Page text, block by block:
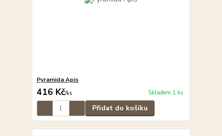
Pyramida Apis
416 Kč/ks Skladem 1 ks
Přidat do košíku